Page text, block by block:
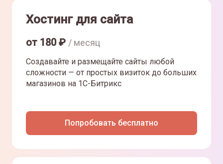
Хостинг для сайта
от 180₽ / месяц
Создавайте и размещайте сайты любой
сложности — от простых визиток до больших
магазинов на 1С-Битрикс
Попробовать бесплатно